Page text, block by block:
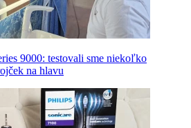
9000: testovali sme niekoľko
na hlavu